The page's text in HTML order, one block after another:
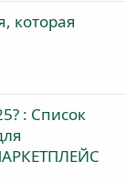
которая
: Список